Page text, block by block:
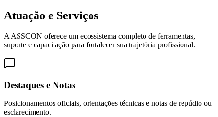
Atuação e Serviços
A ASSCON oferece um ecossistema completo de ferramentas,
suporte e capacitação para fortalecer sua trajetória profissional.
Destaques e Notas
Posicionamentos oficiais, orientações técnicas e notas de repúdio ou
esclarecimento.